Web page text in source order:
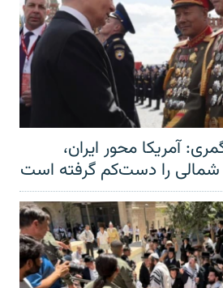
آمریکا محور ایران،
شمالی را دست‌کم گرفته است